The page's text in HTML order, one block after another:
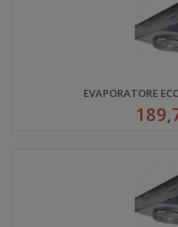
EVAPORATORE